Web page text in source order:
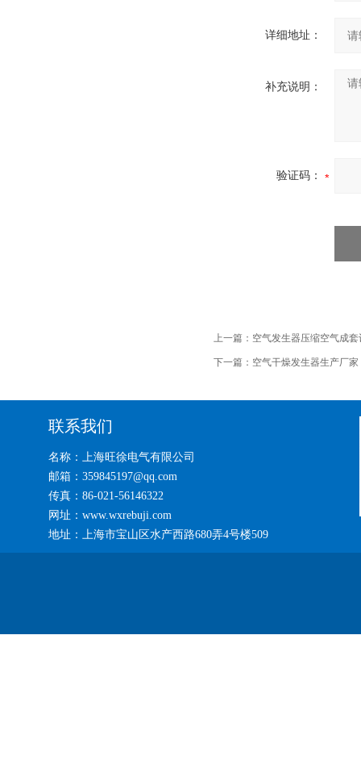
详细地址：
补充说明：
验证码：
上一篇： 空气发生器压缩空气成套
下一篇： 空气干燥发生器生产厂家
联系我们
名称：上海旺徐电气有限公司
邮箱：359845197@qq.com
传真：86-021-56146322
网址：www.wxrebuji.com
地址：上海市宝山区水产西路680弄4号楼509